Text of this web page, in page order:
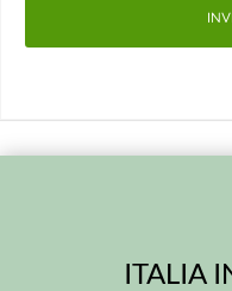
ITALIA